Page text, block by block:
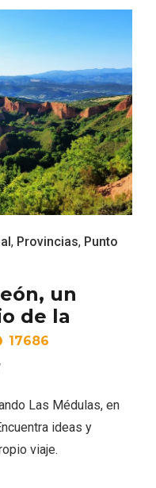
, Provincias, Punto
un
de la
17686
Las Médulas, en
ideas y
viaje.
a la calle